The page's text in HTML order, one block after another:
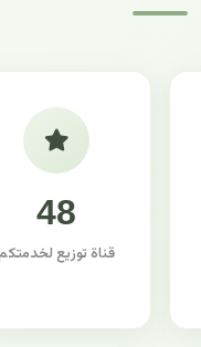
48
قناة توزيع